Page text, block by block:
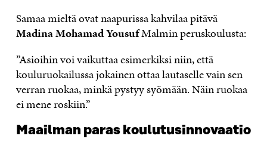
Samaa mieltä ovat naapurissa kahvilaa pitävä
Madina Mohamad YousufMalmin peruskoulusta:
”Asioihin voi vaikuttaa esimerkiksi niin, että
kouluruokailussa jokainen ottaa lautaselle vain sen
verran ruokaa, minkä pystyy syömään. Näin ruokaa
ei mene roskiin.”
Maailman paras koulutusinnovaatio